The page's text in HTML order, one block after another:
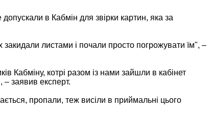
в Кабмін для звірки картин, яка за
листами і почали просто погрожувати їм", –
Кабміну, котрі разом із нами зайшли в кабінет
– заявив експерт.
пропали, теж висіли в приймальні цього